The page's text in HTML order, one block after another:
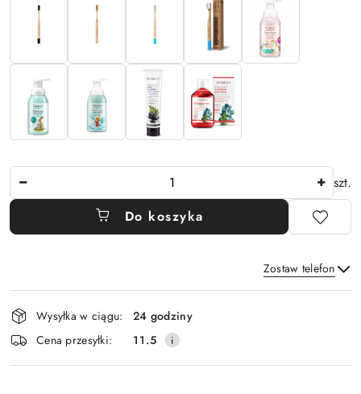
szt.
Do koszyka
Zostaw telefon
Wyślij
Dostępność
i
dostawa
Wysyłka w ciągu:
24 godziny
Cena przesyłki:
11.5